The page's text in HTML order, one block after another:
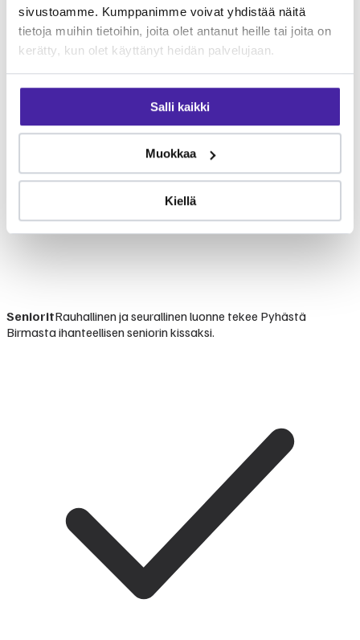
sivustoamme. Kumppanimme voivat yhdistää näitä
tietoja muihin tietoihin, joita olet antanut heille tai joita on
kerätty, kun olet käyttänyt heidän palvelujaan.
Salli kaikki
Muokkaa
Kiellä
SenioritRauhallinen ja seurallinen luonne tekee Pyhästä
Birmasta ihanteellisen seniorin kissaksi.